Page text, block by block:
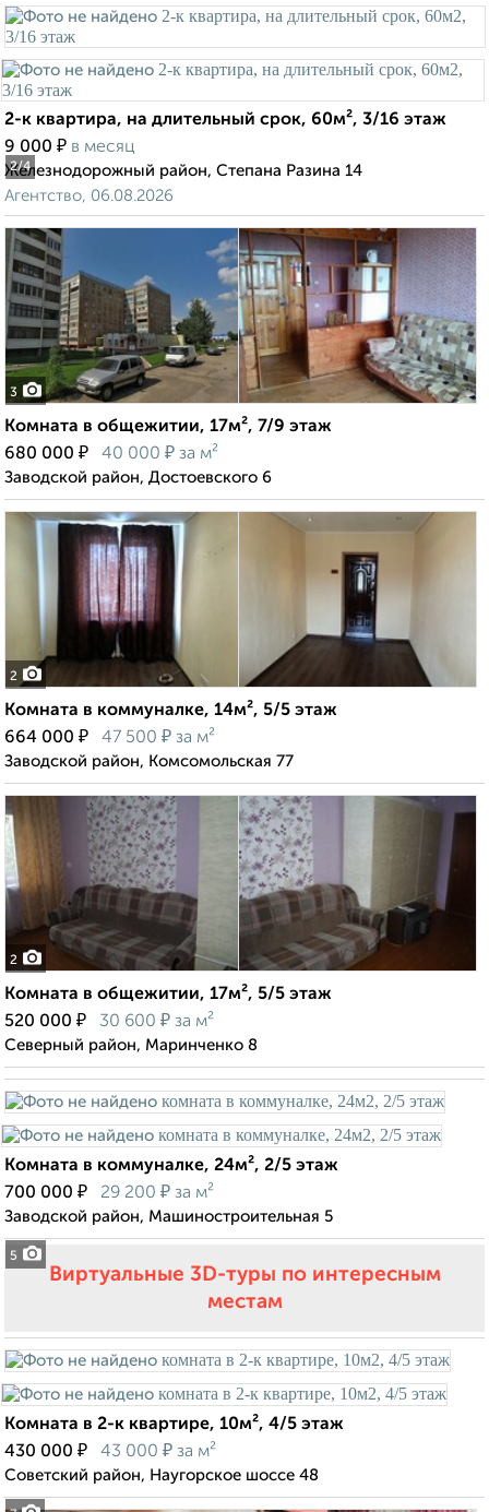
2/4
2-к квартира, на длительный срок, 60м², 3/16 этаж
9 000 ₽ в месяц
Железнодорожный район, Степана Разина 14
Агентство, 06.08.2026
3
Комната в общежитии, 17м², 7/9 этаж
680 000 ₽ 40 000 ₽ за м²
Заводской район, Достоевского 6
2
Комната в коммуналке, 14м², 5/5 этаж
664 000 ₽ 47 500 ₽ за м²
Заводской район, Комсомольская 77
2
Комната в общежитии, 17м², 5/5 этаж
520 000 ₽ 30 600 ₽ за м²
Северный район, Маринченко 8
5
Комната в коммуналке, 24м², 2/5 этаж
700 000 ₽ 29 200 ₽ за м²
Заводской район, Машиностроительная 5
Виртуальные 3D-туры по интересным
местам
Комната в 2-к квартире, 10м², 4/5 этаж
430 000 ₽ 43 000 ₽ за м²
Советский район, Наугорское шоссе 48